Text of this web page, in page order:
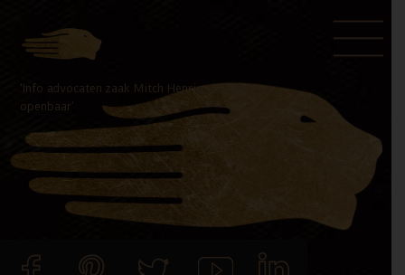
naar
hoofd
naar
voettekst
’Info advocaten zaak Mitch Henriquez moet
openbaar’